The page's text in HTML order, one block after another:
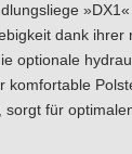
dank ihrer
optionale
komfortable
für